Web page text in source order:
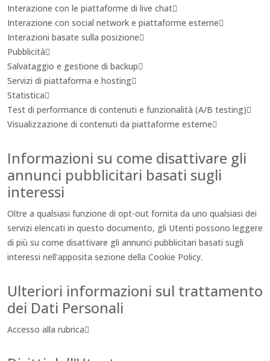
Interazione con le piattaforme di live chat
Interazione con social network e piattaforme esterne
Interazioni basate sulla posizione
Pubblicità
Salvataggio e gestione di backup
Servizi di piattaforma e hosting
Statistica
Test di performance di contenuti e funzionalità (A/B testing)
Visualizzazione di contenuti da piattaforme esterne
Informazioni su come disattivare gli
annunci pubblicitari basati sugli
interessi
Oltre a qualsiasi funzione di opt-out fornita da uno qualsiasi dei
servizi elencati in questo documento, gli Utenti possono leggere
di più su come disattivare gli annunci pubblicitari basati sugli
interessi nell'apposita sezione della Cookie Policy.
Ulteriori informazioni sul trattamento
dei Dati Personali
Accesso alla rubrica